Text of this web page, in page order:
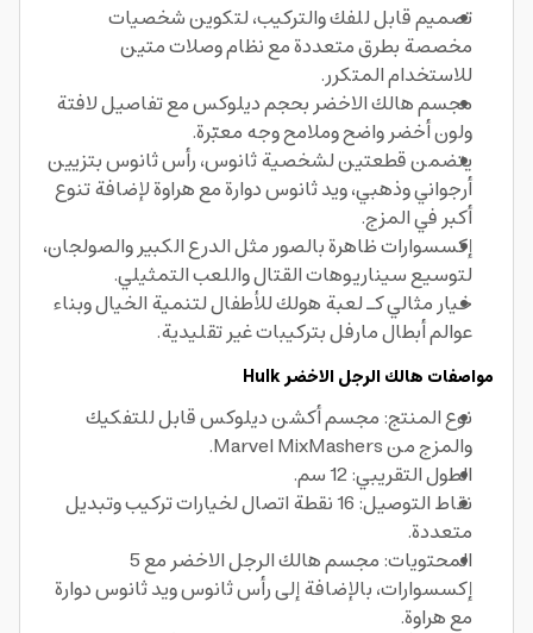
تصميم قابل للفك والتركيب، لتكوين شخصيات
مخصصة بطرق متعددة مع نظام وصلات متين
للاستخدام المتكرر.
مجسم هالك الاخضر بحجم ديلوكس مع تفاصيل لافتة
ولون أخضر واضح وملامح وجه معبّرة.
يتضمن قطعتين لشخصية ثانوس، رأس ثانوس بتزيين
أرجواني وذهبي، ويد ثانوس دوارة مع هراوة لإضافة تنوع
أكبر في المزج.
إكسسوارات ظاهرة بالصور مثل الدرع الكبير والصولجان،
لتوسيع سيناريوهات القتال واللعب التمثيلي.
خيار مثالي كـ لعبة هولك للأطفال لتنمية الخيال وبناء
عوالم أبطال مارفل بتركيبات غير تقليدية.
مواصفات هالك الرجل الاخضر Hulk
نوع المنتج: مجسم أكشن ديلوكس قابل للتفكيك
والمزج من Marvel MixMashers.
الطول التقريبي: 12 سم.
نقاط التوصيل: 16 نقطة اتصال لخيارات تركيب وتبديل
متعددة.
المحتويات: مجسم هالك الرجل الاخضر مع 5
إكسسوارات، بالإضافة إلى رأس ثانوس ويد ثانوس دوارة
مع هراوة.